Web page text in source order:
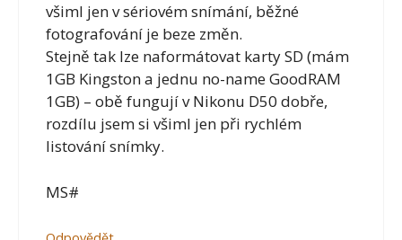
všiml jen v sériovém snímání, běžné
fotografování je beze změn.
Stejně tak lze naformátovat karty SD (mám
1GB Kingston a jednu no-name GoodRAM
1GB) – obě fungují v Nikonu D50 dobře,
rozdílu jsem si všiml jen při rychlém
listování snímky.
MS#